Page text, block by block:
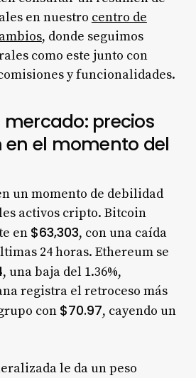
en nuestro centro de
, donde seguimos
como este junto con
y funcionalidades.
precios
en el momento del
un momento de debilidad
activos cripto. Bitcoin
en $63,303, con una caída
24 horas. Ethereum se
, una baja del 1.36%,
registra el retroceso más
con $70.97, cayendo un
le da un peso